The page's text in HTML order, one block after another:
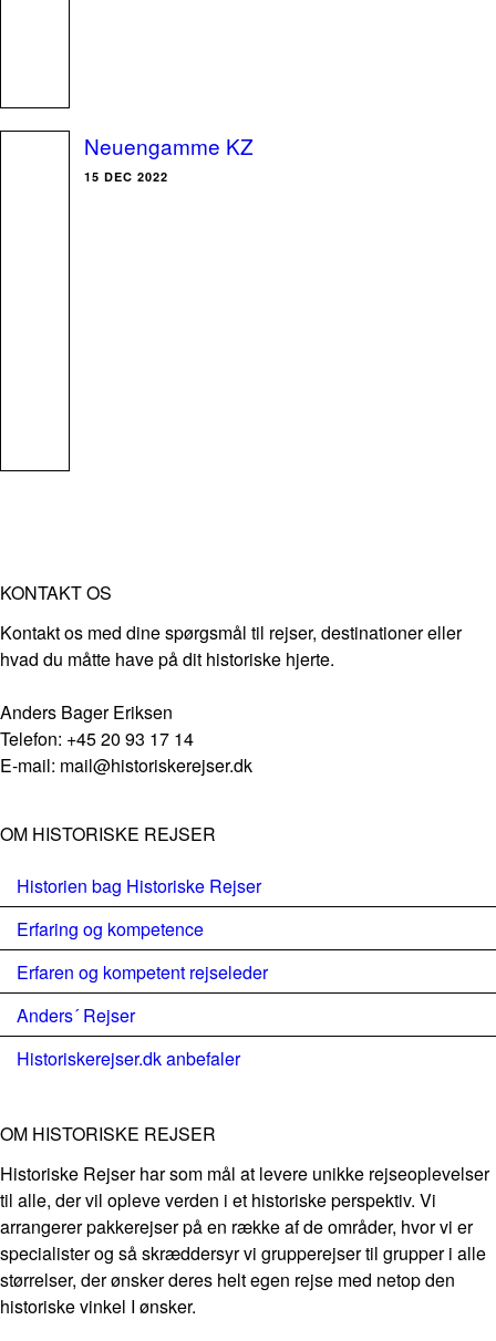
Neuengamme KZ
15 DEC 2022
KONTAKT OS
Kontakt os med dine spørgsmål til rejser, destinationer eller
hvad du måtte have på dit historiske hjerte.
Anders Bager Eriksen
Telefon: +45 20 93 17 14
E-mail: mail@historiskerejser.dk
OM HISTORISKE REJSER
Historien bag Historiske Rejser
Erfaring og kompetence
Erfaren og kompetent rejseleder
Anders´ Rejser
Historiskerejser.dk anbefaler
OM HISTORISKE REJSER
Historiske Rejser har som mål at levere unikke rejseoplevelser
til alle, der vil opleve verden i et historiske perspektiv. Vi
arrangerer pakkerejser på en række af de områder, hvor vi er
specialister og så skræddersyr vi grupperejser til grupper i alle
størrelser, der ønsker deres helt egen rejse med netop den
historiske vinkel I ønsker.